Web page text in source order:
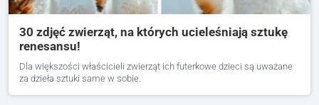
30 zdjęć zwierząt, na których ucieleśniają sztukę
renesansu!
Dla większości właścicieli zwierząt ich futerkowe dzieci są uważane
za dzieła sztuki same w sobie.